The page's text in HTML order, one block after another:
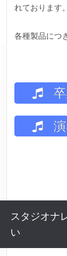
れております。
各種製品につ
スタジオナ
い